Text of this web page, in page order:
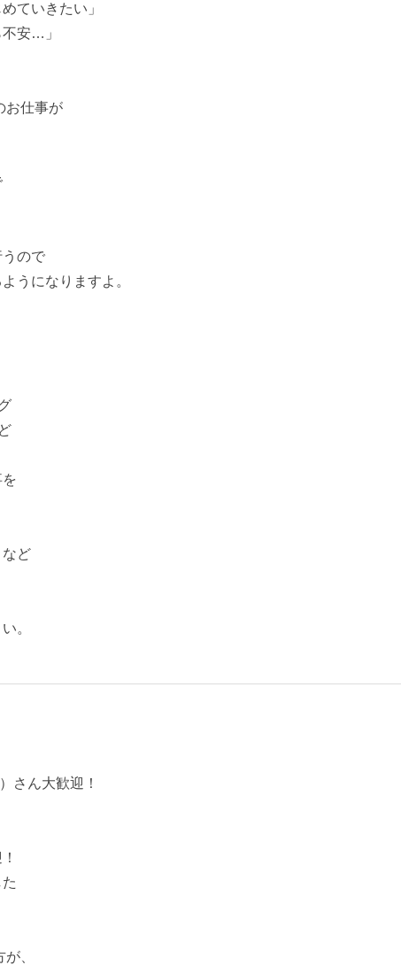
ていきたい」
安…」
お仕事が
ので
うになりますよ。
など
。
さん大歓迎！
、